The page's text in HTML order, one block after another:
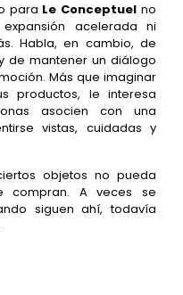
para Le Conceptuel no
acelerada ni
Habla, en cambio, de
de mantener un diálogo
Más que imaginar
productos, le interesa
asocien con una
vistas, cuidadas y
objetos no pueda
compran. A veces se
siguen ahí, todavía